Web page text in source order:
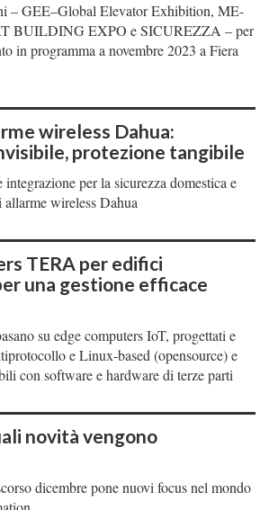
– GEE–Global Elevator Exhibition, ME-
BUILDING EXPO e SICUREZZA – per
in programma a novembre 2023 a Fiera
wireless Dahua:
protezione tangibile
per la sicurezza domestica e
wireless Dahua
TERA per edifici
una gestione efficace
su edge computers IoT, progettati e
e Linux-based (opensource) e
con software e hardware di terze parti
novità vengono
dicembre pone nuovi focus nel mondo